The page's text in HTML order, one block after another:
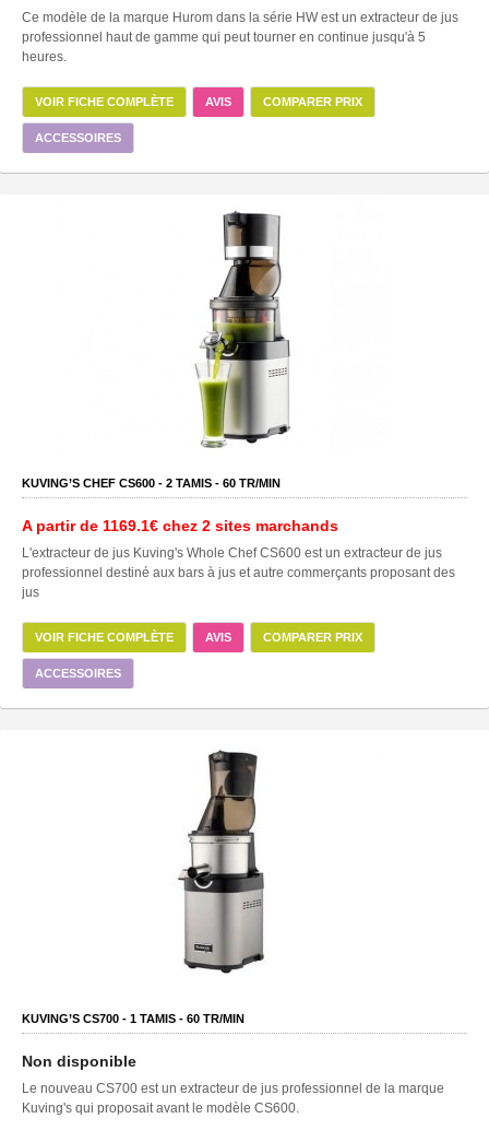
Ce modèle de la marque Hurom dans la série HW est un extracteur de jus
professionnel haut de gamme qui peut tourner en continue jusqu'à 5
heures.
VOIR FICHE COMPLÈTE AVIS COMPARER PRIX
ACCESSOIRES
KUVING’S CHEF CS600 - 2 TAMIS - 60 TR/MIN
A partir de 1169.1€ chez 2 sites marchands
L'extracteur de jus Kuving's Whole Chef CS600 est un extracteur de jus
professionnel destiné aux bars à jus et autre commerçants proposant des
jus
VOIR FICHE COMPLÈTE AVIS COMPARER PRIX
ACCESSOIRES
KUVING’S CS700 - 1 TAMIS - 60 TR/MIN
Non disponible
Le nouveau CS700 est un extracteur de jus professionnel de la marque
Kuving's qui proposait avant le modèle CS600.